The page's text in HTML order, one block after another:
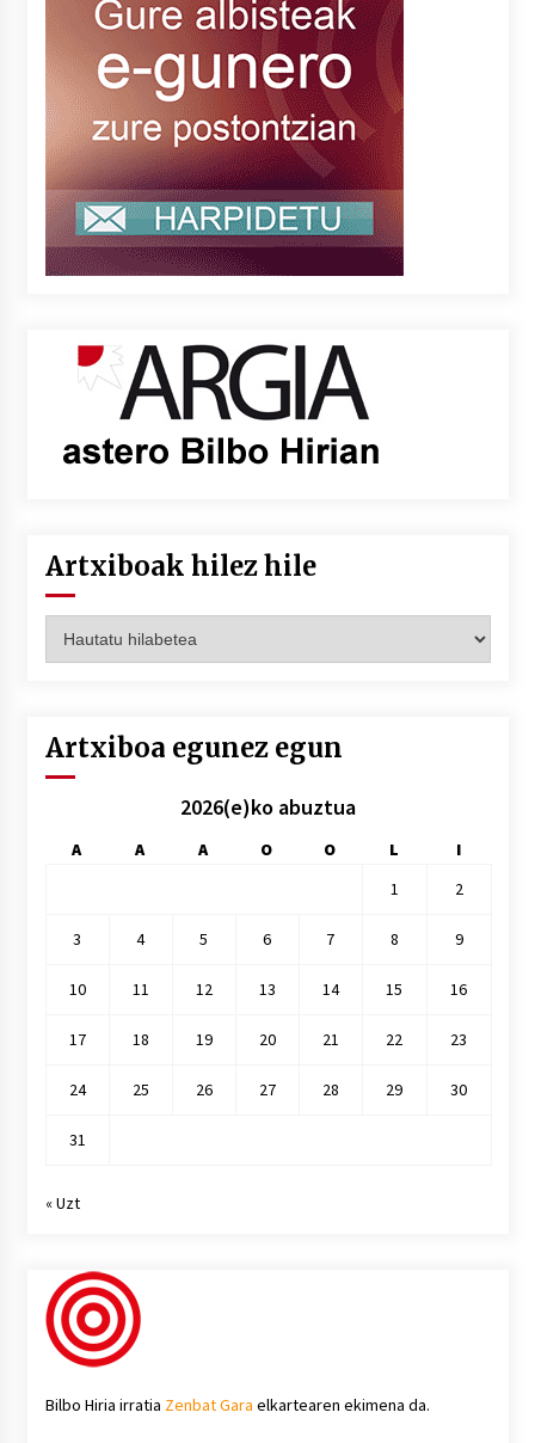
Artxiboak hilez hile
hilez
Artxiboa egunez egun
2026(e)ko abuztua
A A A O O L
I
1
2
3 4 5 6 7 8 9
10 11 12 13 14 15 16
17 18 19 20 21 22 23
24 25 26 27 28 29 30
31
« Uzt
Bilbo Hiria irratia Zenbat Gara elkartearen ekimena da.